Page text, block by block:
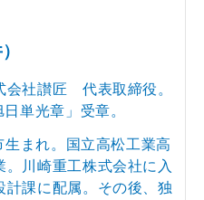
会社讃匠 代表取締役。
単光章」受章。
まれ。国立高松工業高
川崎重工株式会社に入
課に配属。その後、独